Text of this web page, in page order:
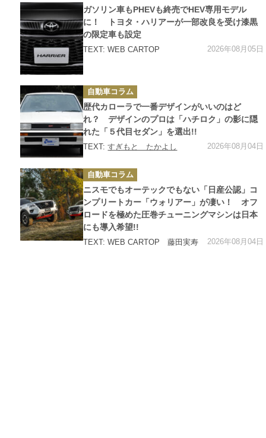
カ
テ
ゴ
リ
ー
ガソリン車もPHEVも終売でHEV専用モデル
に！ トヨタ・ハリアーが一部改良を受け漆黒
の限定車も設定
TEXT: WEB CARTOP 2026年08月05日
カ
テ
ゴ
リ
ー
自動車コラム
歴代カローラで一番デザインがいいのはど
れ？ デザインのプロは「ハチロク」の影に隠
れた「５代目セダン」を選出!!
TEXT:すぎもと たかよし 2026年08月04日
カ
テ
ゴ
リ
ー
自動車コラム
ニスモでもオーテックでもない「日産公認」コ
ンプリートカー「ウォリアー」が凄い！ オフ
ロードを極めた圧巻チューニングマシンは日本
にも導入希望!!
TEXT: WEB CARTOP 藤田実寿 2026年08月04日